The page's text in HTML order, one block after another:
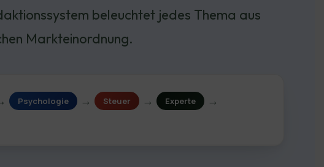
beleuchtet jedes Thema aus
Markteinordnung.
Psychologie → Steuer → Experte →